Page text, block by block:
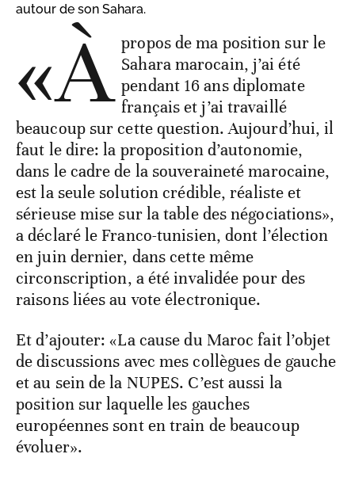
autour de son Sahara.
«À propos de ma position sur le
Sahara marocain, j’ai été
pendant 16 ans diplomate
français et j’ai travaillé
beaucoup sur cette question. Aujourd’hui, il
faut le dire: la proposition d’autonomie,
dans le cadre de la souveraineté marocaine,
est la seule solution crédible, réaliste et
sérieuse mise sur la table des négociations»,
a déclaré le Franco-tunisien, dont l’élection
en juin dernier, dans cette même
circonscription, a été invalidée pour des
raisons liées au vote électronique.
Et d’ajouter: «La cause du Maroc fait l’objet
de discussions avec mes collègues de gauche
et au sein de la NUPES. C’est aussi la
position sur laquelle les gauches
européennes sont en train de beaucoup
évoluer».